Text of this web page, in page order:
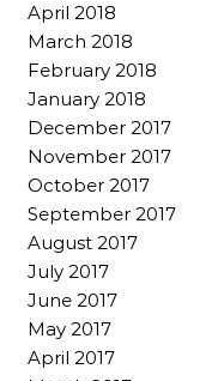
April 2018
March 2018
February 2018
January 2018
December 2017
November 2017
October 2017
September 2017
August 2017
July 2017
June 2017
May 2017
April 2017